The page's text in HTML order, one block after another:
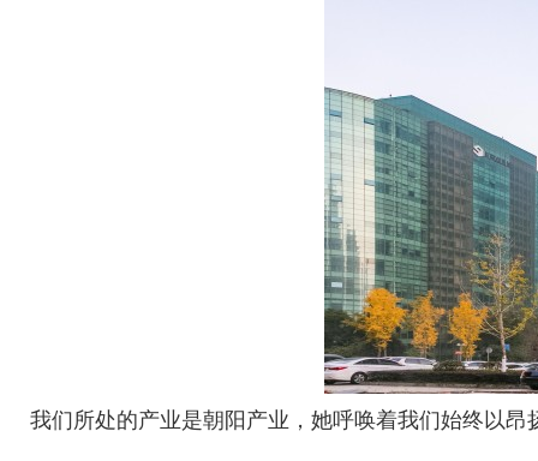
我们所处的产业是朝阳产业，她呼唤着我们始终以昂